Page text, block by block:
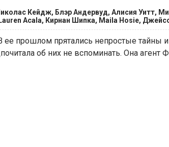
Кейдж, Блэр Андервуд, Алисия Уитт,
Acala, Кирнан Шипка, Maila Hosie,
прошлом прятались непростые тайны
об них не вспоминать. Она агент